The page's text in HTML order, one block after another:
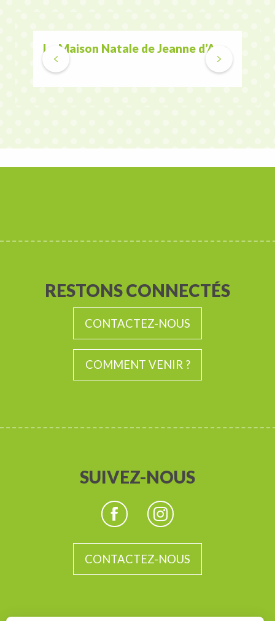
La Maison Natale de Jeanne d’Arc
RESTONS CONNECTÉS
CONTACTEZ-NOUS
COMMENT VENIR ?
SUIVEZ-NOUS
CONTACTEZ-NOUS